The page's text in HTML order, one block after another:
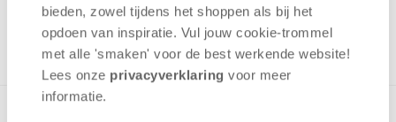
bieden, zowel tijdens het shoppen als bij het
opdoen van inspiratie. Vul jouw cookie-trommel
met alle 'smaken' voor de best werkende website​!
Lees onze privacyverklaring voor meer
informatie.
1 - 6 spelers +/- 20 v.a. 8 jaar